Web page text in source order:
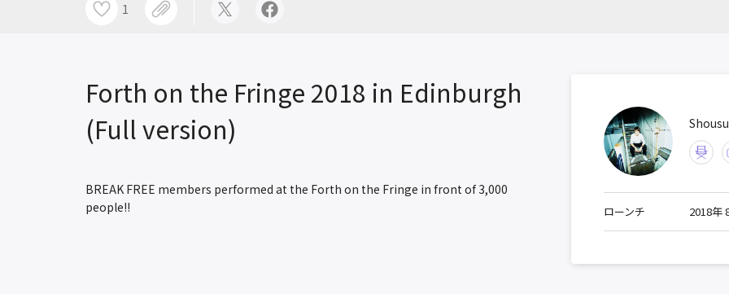
1
Forth on the Fringe 2018 in Edinburgh
(Full version)
BREAK FREE members performed at the Forth on the Fringe in front of 3,000
people!!
ローンチ 2018年